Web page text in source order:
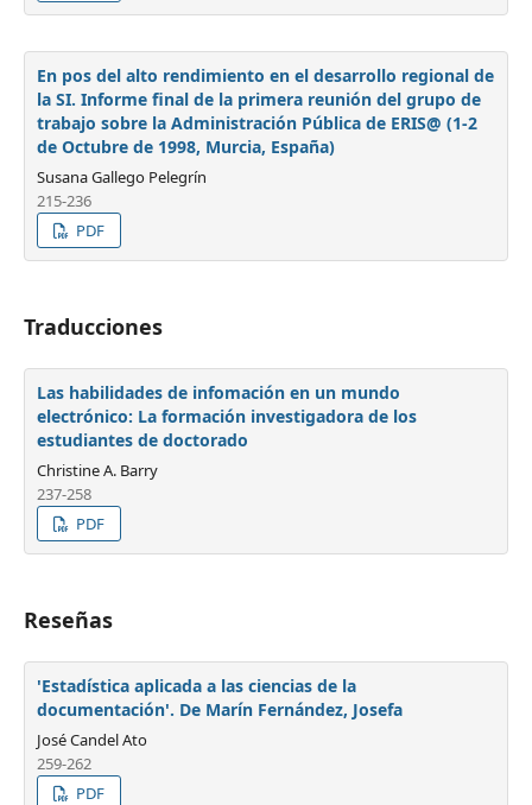
En pos del alto rendimiento en el desarrollo regional de
la SI. Informe final de la primera reunión del grupo de
trabajo sobre la Administración Pública de ERIS@ (1-2
de Octubre de 1998, Murcia, España)
Susana Gallego Pelegrín
215-236
PDF
Traducciones
Las habilidades de infomación en un mundo
electrónico: La formación investigadora de los
estudiantes de doctorado
Christine A. Barry
237-258
PDF
Reseñas
'Estadística aplicada a las ciencias de la
documentación'. De Marín Fernández, Josefa
José Candel Ato
259-262
PDF